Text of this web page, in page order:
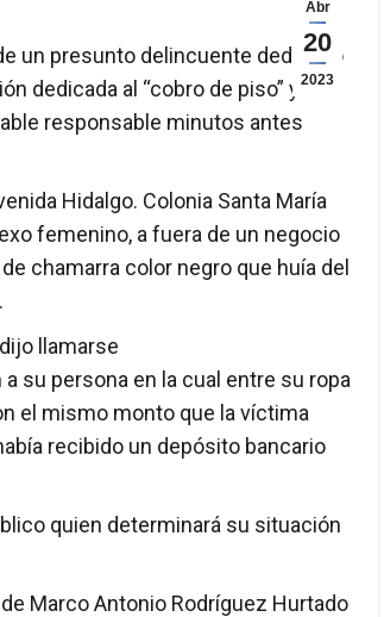
Abr
20
2023
un presunto delincuente dedicado
dedicada al “cobro de piso” ya
responsable minutos antes
Hidalgo. Colonia Santa María
femenino, a fuera de un negocio
chamarra color negro que huía del
llamarse
su persona en la cual entre su ropa
el mismo monto que la víctima
recibido un depósito bancario
quien determinará su situación
Marco Antonio Rodríguez Hurtado